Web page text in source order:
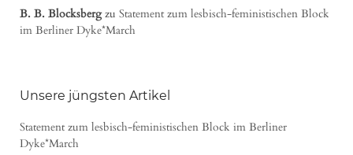
B. B. Blocksbergzu Statement zum lesbisch-feministischen Block
im Berliner Dyke*March
Unsere jüngsten Artikel
Statement zum lesbisch-feministischen Block im Berliner
Dyke*March